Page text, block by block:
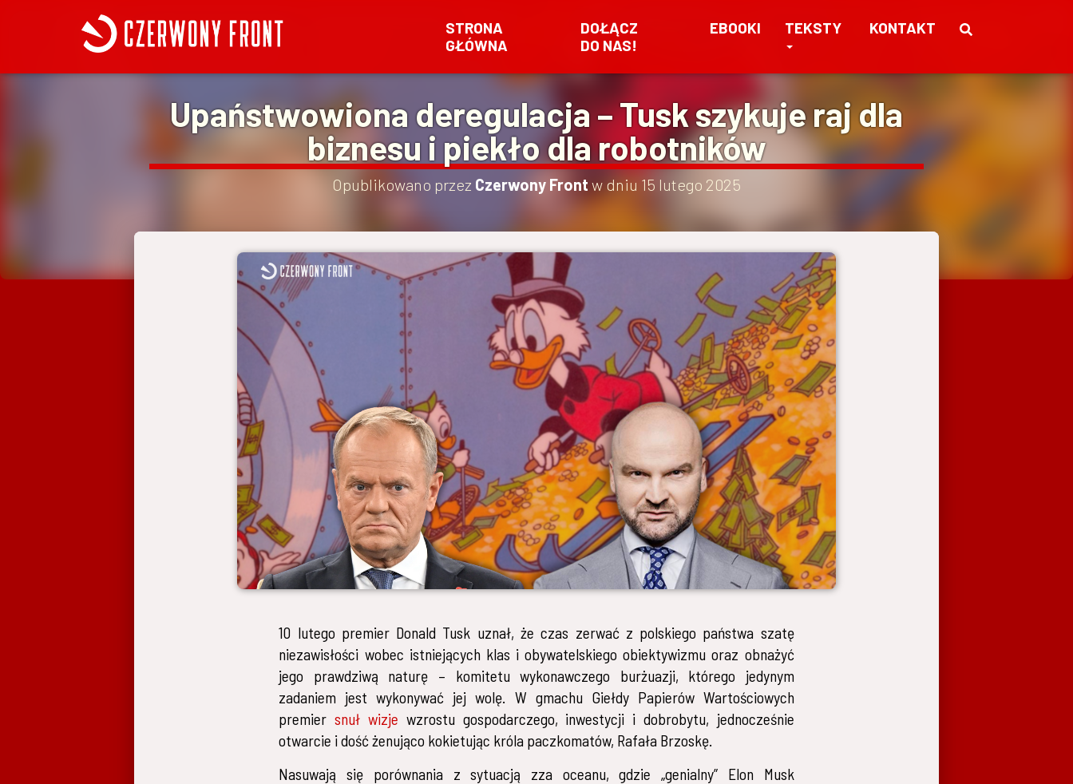
STRONA
GŁÓWNA
DOŁĄCZ
DO NAS!
EBOOKI TEKSTY KONTAKT
Upaństwowiona deregulacja – Tusk szykuje raj dla
biznesu i piekło dla robotników
Opublikowano przez Czerwony Front w dniu 15 lutego 2025
10 lutego premier Donald Tusk uznał, że czas zerwać z polskiego państwa szatę
niezawisłości wobec istniejących klas i obywatelskiego obiektywizmu oraz obnażyć
jego prawdziwą naturę – komitetu wykonawczego burżuazji, którego jedynym
zadaniem jest wykonywać jej wolę. W gmachu Giełdy Papierów Wartościowych
premiersnuł wizje wzrostu gospodarczego, inwestycji i dobrobytu, jednocześnie
otwarcie i dość żenująco kokietując króla paczkomatów, Rafała Brzoskę.
Nasuwają się porównania z sytuacją zza oceanu, gdzie „genialny” Elon Musk